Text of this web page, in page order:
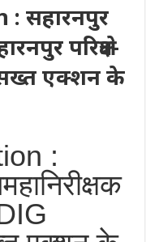
सहारनपुर
परिक्षेत्र-
एक्शन के
: